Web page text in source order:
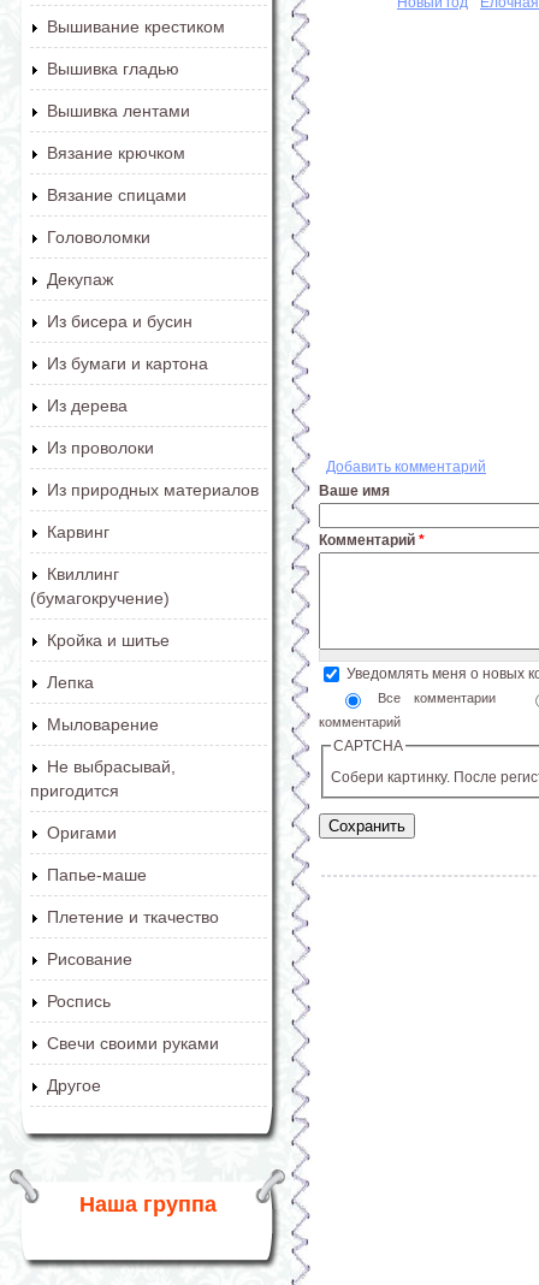
Вышивание крестиком
Вышивка гладью
Вышивка лентами
Вязание крючком
Вязание спицами
Головоломки
Декупаж
Из бисера и бусин
Из бумаги и картона
Из дерева
Из проволоки
Из природных материалов
Карвинг
Квиллинг
(бумагокручение)
Кройка и шитье
Лепка
Мыловарение
Не выбрасывай,
пригодится
Оригами
Папье-маше
Плетение и ткачество
Рисование
Роспись
Свечи своими руками
Другое
Наша группа
Добавить комментарий
Ваше имя
Комментарий *
Уведомлять меня о новых
Все комментарии
комментарий
CAPTCHA
Собери картинку. После